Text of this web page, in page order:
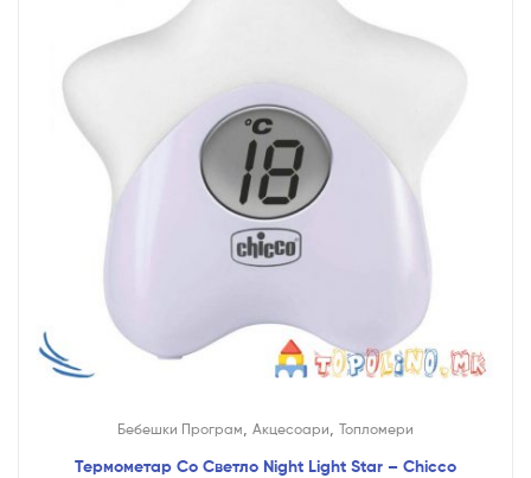
Бебешки Програм Акцесоари Топломери
Термометар Со Светло Night Light Star – Chicco